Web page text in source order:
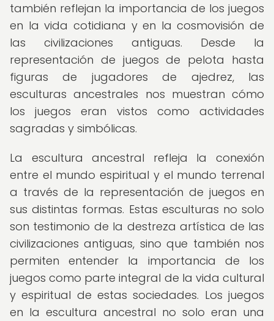
también reflejan la importancia de los juegos
en la vida cotidiana y en la cosmovisión de
las civilizaciones antiguas. Desde la
representación de juegos de pelota hasta
figuras de jugadores de ajedrez, las
esculturas ancestrales nos muestran cómo
los juegos eran vistos como actividades
sagradas y simbólicas.
La escultura ancestral refleja la conexión
entre el mundo espiritual y el mundo terrenal
a través de la representación de juegos en
sus distintas formas. Estas esculturas no solo
son testimonio de la destreza artística de las
civilizaciones antiguas, sino que también nos
permiten entender la importancia de los
juegos como parte integral de la vida cultural
y espiritual de estas sociedades. Los juegos
en la escultura ancestral no solo eran una